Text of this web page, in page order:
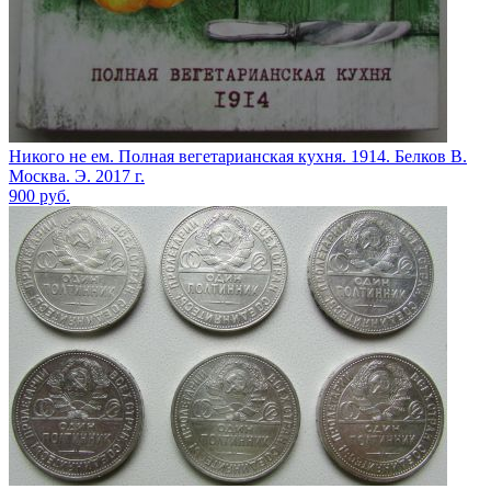
Никого не ем. Полная вегетарианская кухня. 1914. Белков В.
Москва. Э. 2017 г.
900 руб.